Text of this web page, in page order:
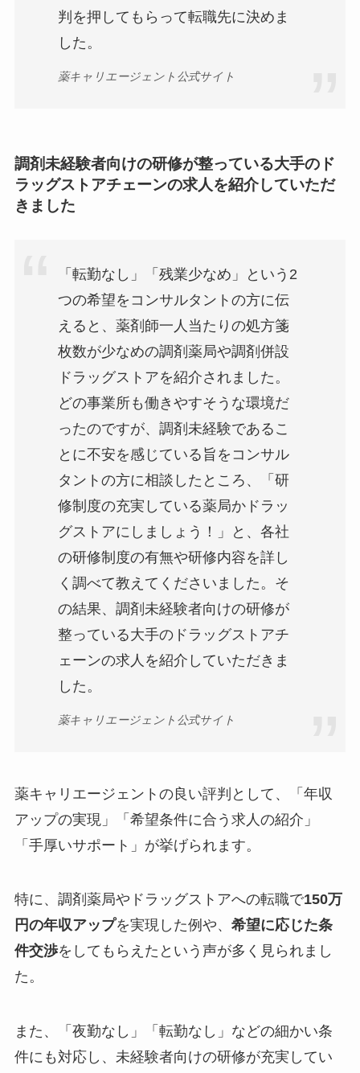
判を押してもらって転職先に決めま
した。
薬キャリエージェント公式サイト
調剤未経験者向けの研修が整っている大手のド
ラッグストアチェーンの求人を紹介していただ
きました
「転勤なし」「残業少なめ」という2
つの希望をコンサルタントの方に伝
えると、薬剤師一人当たりの処方箋
枚数が少なめの調剤薬局や調剤併設
ドラッグストアを紹介されました。
どの事業所も働きやすそうな環境だ
ったのですが、調剤未経験であるこ
とに不安を感じている旨をコンサル
タントの方に相談したところ、「研
修制度の充実している薬局かドラッ
グストアにしましょう！」と、各社
の研修制度の有無や研修内容を詳し
く調べて教えてくださいました。そ
の結果、調剤未経験者向けの研修が
整っている大手のドラッグストアチ
ェーンの求人を紹介していただきま
した。
薬キャリエージェント公式サイト
薬キャリエージェントの良い評判として、「年収
アップの実現」「希望条件に合う求人の紹介」
「手厚いサポート」が挙げられます。
特に、調剤薬局やドラッグストアへの転職で150万
円の年収アップを実現した例や、 希望に応じた条
件交渉をしてもらえたという声が多く見られまし
た。
また、「夜勤なし」「転勤なし」などの細かい条
件にも対応し、未経験者向けの研修が充実してい